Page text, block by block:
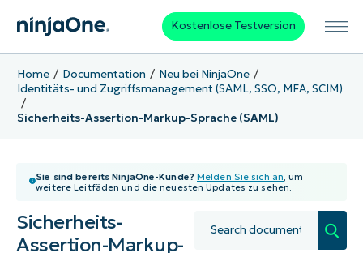
Kostenlose Testversion
Home Documentation
Neu bei NinjaOne
Identitäts- und Zugriffsmanagement (SAML, SSO, MFA, SCIM)
Sicherheits-Assertion-Markup-Sprache (SAML)
Sie sind bereits NinjaOne-Kunde? Melden Sie sich an, um
weitere Leitfäden und die neuesten Updates zu sehen.
Sicherheits-
Assertion-Markup-